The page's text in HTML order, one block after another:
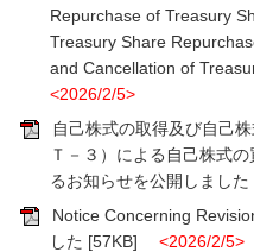
Repurchase of Treasury
Treasury Share
and Cancellation of
<2026/2/5>
自己株式の取得及び自己
Ｔ－３）による自己株式
るお知らせを公開しました
Notice Concerning
した [57KB] <2026/2/5>